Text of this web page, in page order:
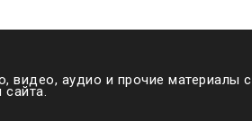
видео, аудио и прочие материалы с